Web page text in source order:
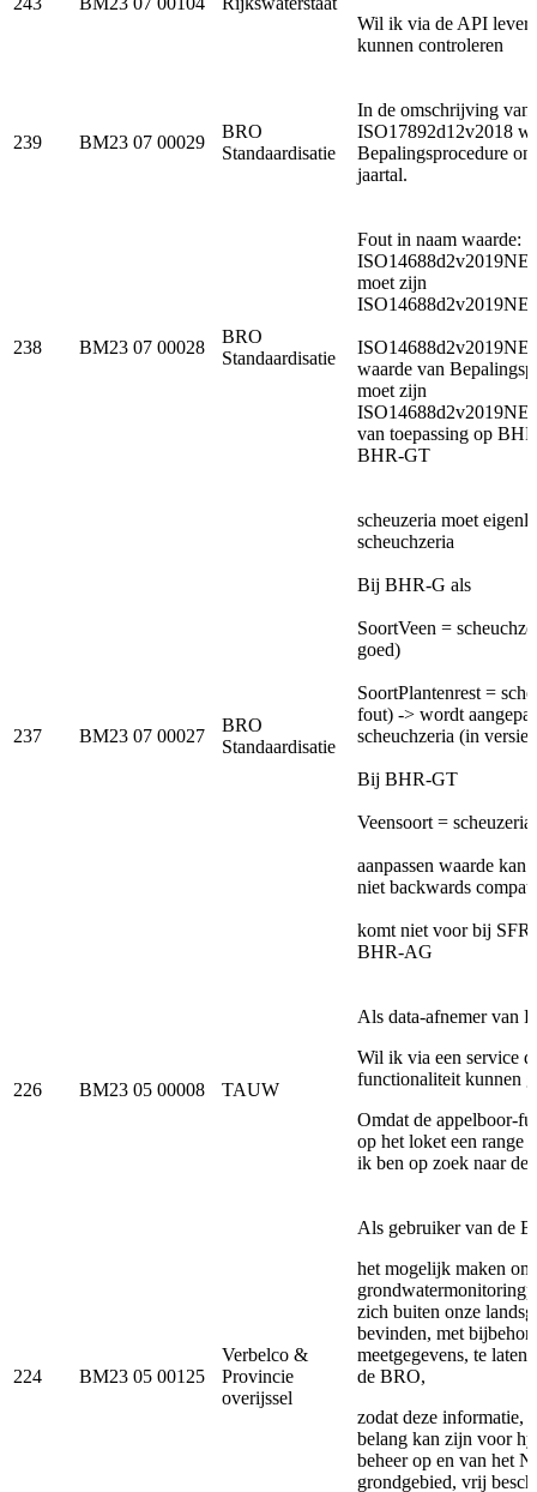
Wil ik via de API
kunnen controleren
239 BM23 07 00029
BRO
Standaardisatie
In de omschrijving van
ISO17892d12v2018
Bepalingsprocedure
jaartal.
238 BM23 07 00028
BRO
Standaardisatie
Fout in naam waarde:
moet zijn
waarde van
moet zijn
van toepassing op
BHR-GT
237 BM23 07 00027
BRO
Standaardisatie
scheuzeria moet
scheuchzeria
Bij BHR-G als
SoortVeen =
goed)
SoortPlantenrest =
fout) -> wordt
scheuchzeria (in versie
Bij BHR-GT
Veensoort =
aanpassen waarde kan
niet backwards
komt niet voor bij
BHR-AG
226 BM23 05 00008 TAUW
Als data-afnemer van
Wil ik via een service
functionaliteit kunnen
Omdat de appelboor-
op het loket een range
ik ben op zoek naar de
224 BM23 05 00125
Verbelco &
Provincie
overijssel
Als gebruiker van de
het mogelijk maken om
zich buiten onze
bevinden, met
meetgegevens, te laten
de BRO,
zodat deze informatie,
belang kan zijn voor
beheer op en van het
grondgebied, vrij